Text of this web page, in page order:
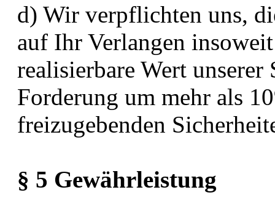
d) Wir verpflichten uns,
auf Ihr Verlangen
realisierbare Wert
Forderung um mehr als
freizugebenden
§ 5 Gewährleistung